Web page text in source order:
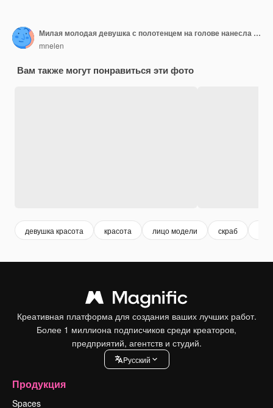
Милая молодая девушка с полотенцем на голове нанесла на лицо полезную белую маску, спа-процедура
mnelen
Вам также могут понравиться эти фото
девушка красота красота лицо модели скраб
Креативная платформа для создания ваших лучших работ.
Более 1 миллиона подписчиков среди креаторов,
предприятий, агентств и студий.
Pусский
Продукция
Spaces